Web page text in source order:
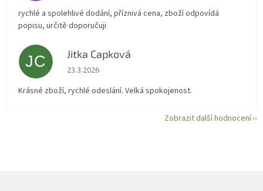
rychlé a spolehlivé dodání, příznivá cena, zboží odpovídá
popisu, určitě doporučuji
JC Jitka Capková
Hodnocení obchodu je 5 z 5 hvězdiček.
23.3.2026
Krásné zboží, rychlé odeslání. Velká spokojenost.
Zobrazit další hodnocení